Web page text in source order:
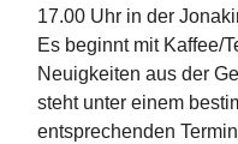
17.00 Uhr in der
Es beginnt mit Kaffee/
Neuigkeiten aus der
steht unter einem
entsprechenden